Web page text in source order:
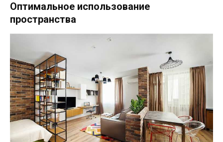
Оптимальное использование
пространства